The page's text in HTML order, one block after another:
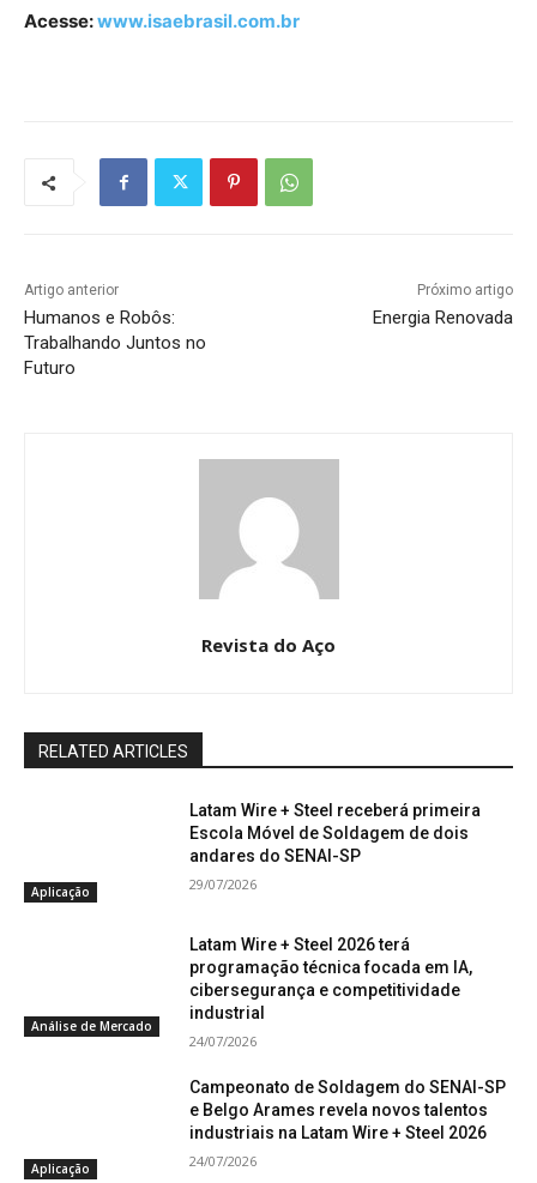
Acesse:www.isaebrasil.com.br
Artigo anterior
Humanos e Robôs:
Trabalhando Juntos no
Futuro
Próximo artigo
Energia Renovada
Revista do Aço
RELATED ARTICLES
Aplicação
Latam Wire + Steel receberá primeira
Escola Móvel de Soldagem de dois
andares do SENAI-SP
29/07/2026
Análise de Mercado
Latam Wire + Steel 2026 terá
programação técnica focada em IA,
cibersegurança e competitividade
industrial
24/07/2026
Aplicação
Campeonato de Soldagem do SENAI-SP
e Belgo Arames revela novos talentos
industriais na Latam Wire + Steel 2026
24/07/2026